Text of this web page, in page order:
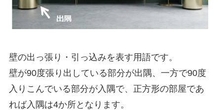
壁の出っ張り・引っ込みを表す用語です。
壁が90度張り出している部分が出隅、一方で90度
入りこんでいる部分が入隅で、正方形の部屋であ
れば入隅は4か所となります。